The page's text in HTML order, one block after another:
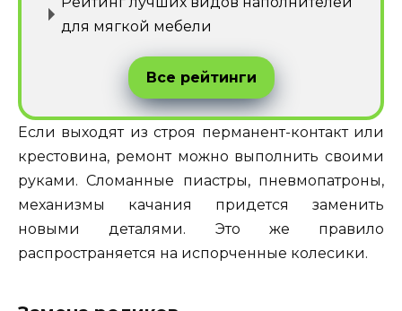
для мягкой мебели
Все рейтинги
Если выходят из строя перманент-контакт или
крестовина, ремонт можно выполнить своими
руками. Сломанные пиастры, пневмопатроны,
механизмы качания придется заменить
новыми деталями. Это же правило
распространяется на испорченные колесики.